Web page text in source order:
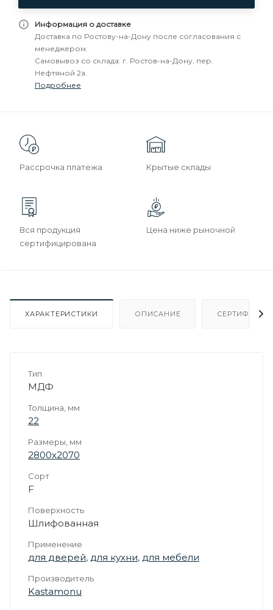
Информация о доставке
Доставка по Ростову-на-Дону после согласования с
менеджером.
Самовывоз со склада: г. Ростов-на-Дону, пер.
Нефтяной 2а.
Подробнее
Рассрочка платежа Крытые склады
Вся продукция
сертифицирована
Цена ниже рыночной
ХАРАКТЕРИСТИКИ ОПИСАНИЕ
Тип
МДФ
Толщина, мм
22
Размеры, мм
2800х2070
Сорт
F
Поверхность
Шлифованная
Применение
для дверей, для кухни, для мебели
Производитель
Kastamonu